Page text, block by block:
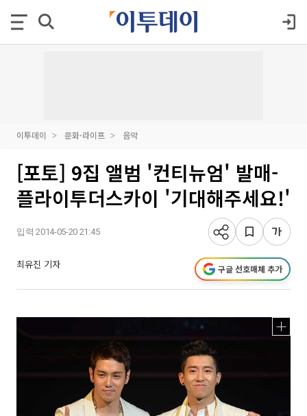
이투데이 문화·라이프 음악
[포토] 9집 앨범 '컨티뉴엄' 발매-
플라이투더스카이 '기대해주세요!'
입력 2014-05-20 21:45
최유진 기자 구글 선호매체 추가